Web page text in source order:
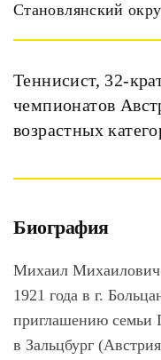
Теннисист, 32-
чемпионатов
возрастных
Биография
Михаил Михаилович
1921 года в г.
приглашению семьи
в Зальцбург
Становлянский